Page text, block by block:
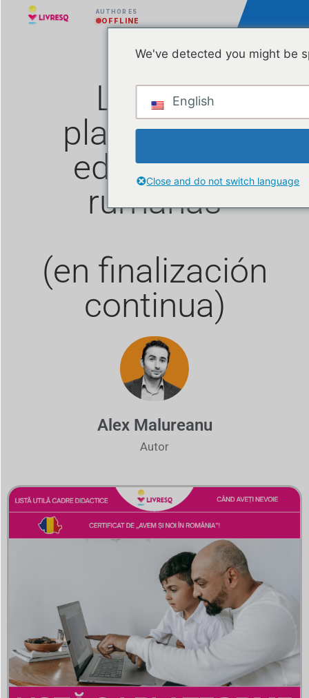
AUTHOR ES
OFFLINE
Lista de
plataformas
educativas
rumanas
(en finalización
continua)
Alex Malureanu
Autor
We've detected you might be
English
Close and do not switch language